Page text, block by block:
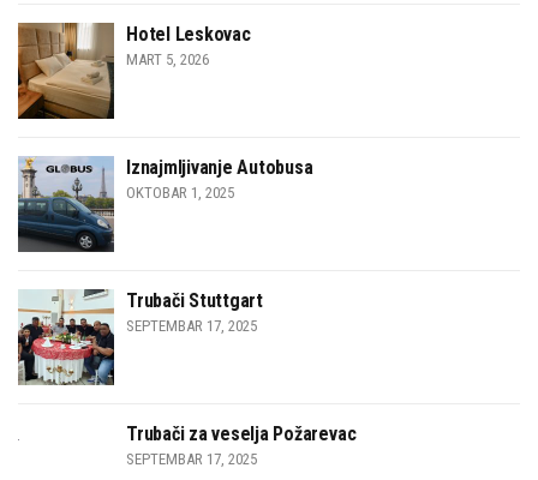
Hotel Leskovac
MART 5, 2026
Iznajmljivanje Autobusa
OKTOBAR 1, 2025
Trubači Stuttgart
SEPTEMBAR 17, 2025
Trubači za veselja Požarevac
SEPTEMBAR 17, 2025